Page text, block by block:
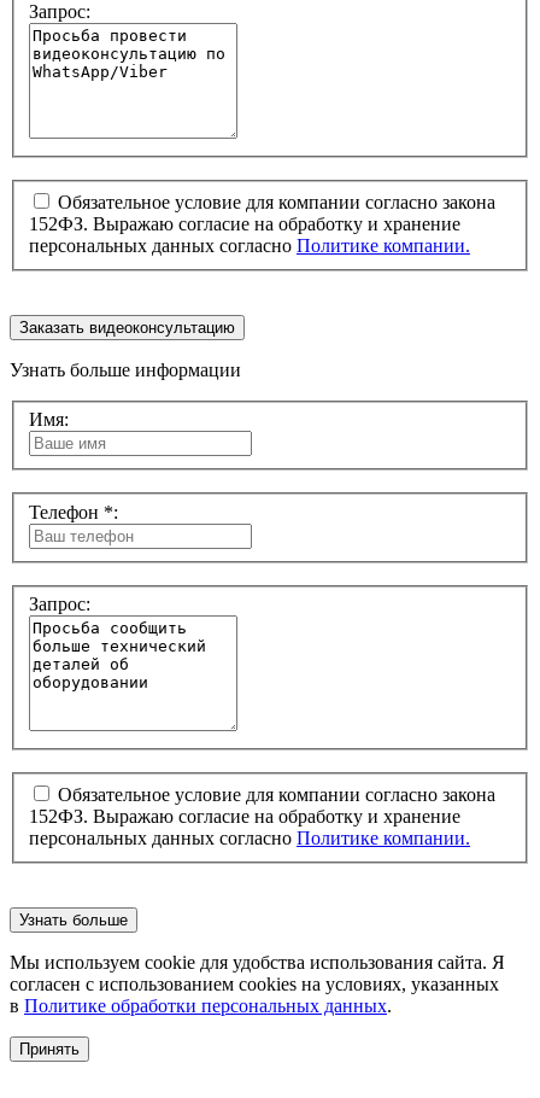
Запрос:
Обязательное условие для компании согласно закона
152ФЗ. Выражаю согласие на обработку и хранение
персональных данных согласно Политике компании.
Заказать видеоконсультацию
Узнать больше информации
Имя:
Телефон *:
Запрос:
Обязательное условие для компании согласно закона
152ФЗ. Выражаю согласие на обработку и хранение
персональных данных согласно Политике компании.
Узнать больше
Мы используем cookie для удобства использования сайта. Я
согласен с использованием cookies на условиях, указанных
в Политике обработки персональных данных.
Принять